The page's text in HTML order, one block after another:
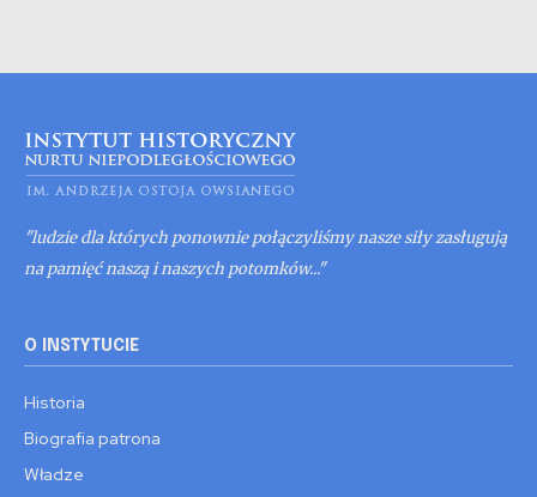
"ludzie dla których ponownie połączyliśmy nasze siły zasługują
na pamięć naszą i naszych potomków..."
O INSTYTUCIE
Historia
Biografia patrona
Władze